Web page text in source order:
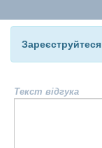
Зареєструйтеся
Текст відгука